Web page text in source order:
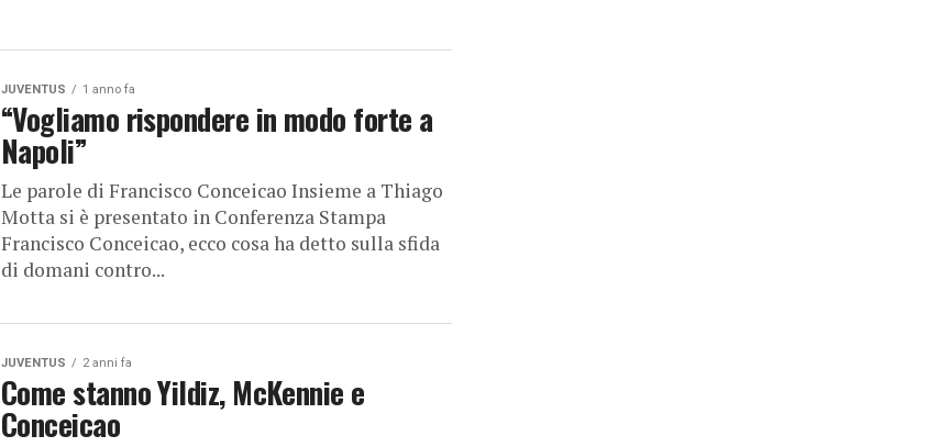
JUVENTUS 1 anno fa
“Vogliamo rispondere in modo forte a
Napoli”
Le parole di Francisco Conceicao Insieme a Thiago
Motta si è presentato in Conferenza Stampa
Francisco Conceicao, ecco cosa ha detto sulla sfida
di domani contro...
JUVENTUS 2 anni fa
Come stanno Yildiz, McKennie e
Conceicao